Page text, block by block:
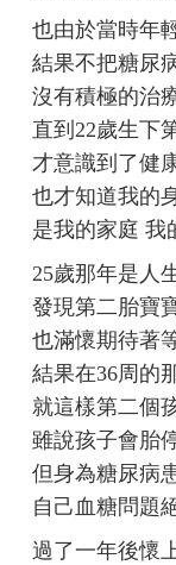
也由於當時年
結果不把糖尿
沒有積極的治
直到22歲生下
才意識到了健
也才知道我的
是我的家庭 我
25歲那年是人
發現第二胎寶
也滿懷期待著
結果在36周的
就這樣第二個
雖說孩子會胎
但身為糖尿病
自己血糖問題
過了一年後懷